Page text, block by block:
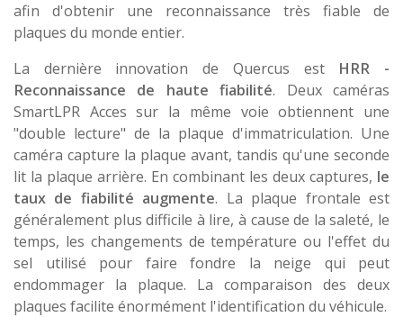
afin d'obtenir une reconnaissance très fiable de
plaques du monde entier.
La dernière innovation de Quercus est HRR -
Reconnaissance de haute fiabilité. Deux caméras
SmartLPR Acces sur la même voie obtiennent une
"double lecture" de la plaque d'immatriculation. Une
caméra capture la plaque avant, tandis qu'une seconde
lit la plaque arrière. En combinant les deux captures, le
taux de fiabilité augmente. La plaque frontale est
généralement plus difficile à lire, à cause de la saleté, le
temps, les changements de température ou l'effet du
sel utilisé pour faire fondre la neige qui peut
endommager la plaque. La comparaison des deux
plaques facilite énormément l'identification du véhicule.